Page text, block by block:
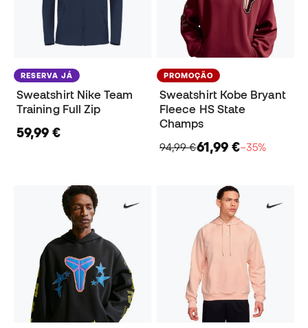
RESERVA JÁ
Sweatshirt Nike Team
Training Full Zip
59,99 €
PROMOÇÃO
Sweatshirt Kobe Bryant
Fleece HS State
Champs
94,99 €61,99 €−35%